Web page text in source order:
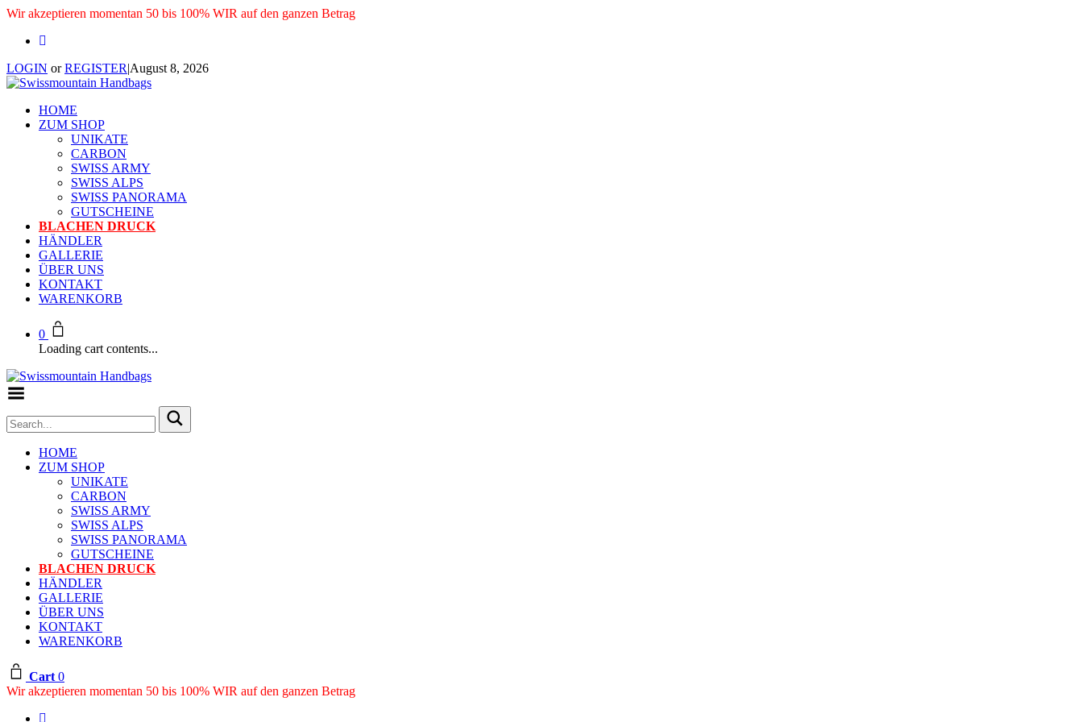
Wir akzeptieren momentan 50 bis 100% WIR auf den ganzen Betrag
LOGIN orREGISTER|August 8, 2026
HOME
ZUM SHOP
UNIKATE
CARBON
SWISS ARMY
SWISS ALPS
SWISS PANORAMA
GUTSCHEINE
BLACHEN DRUCK
HÄNDLER
GALLERIE
ÜBER UNS
KONTAKT
WARENKORB
0
Loading cart contents...
HOME
ZUM SHOP
UNIKATE
CARBON
SWISS ARMY
SWISS ALPS
SWISS PANORAMA
GUTSCHEINE
BLACHEN DRUCK
HÄNDLER
GALLERIE
ÜBER UNS
KONTAKT
WARENKORB
Cart 0
Wir akzeptieren momentan 50 bis 100% WIR auf den ganzen Betrag